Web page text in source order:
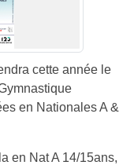
cette année le
en Nationales A &
en Nat A 14/15ans,